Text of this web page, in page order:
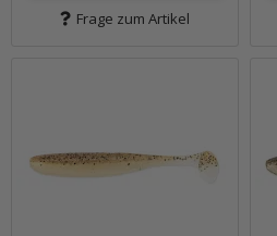
Frage zum Artikel